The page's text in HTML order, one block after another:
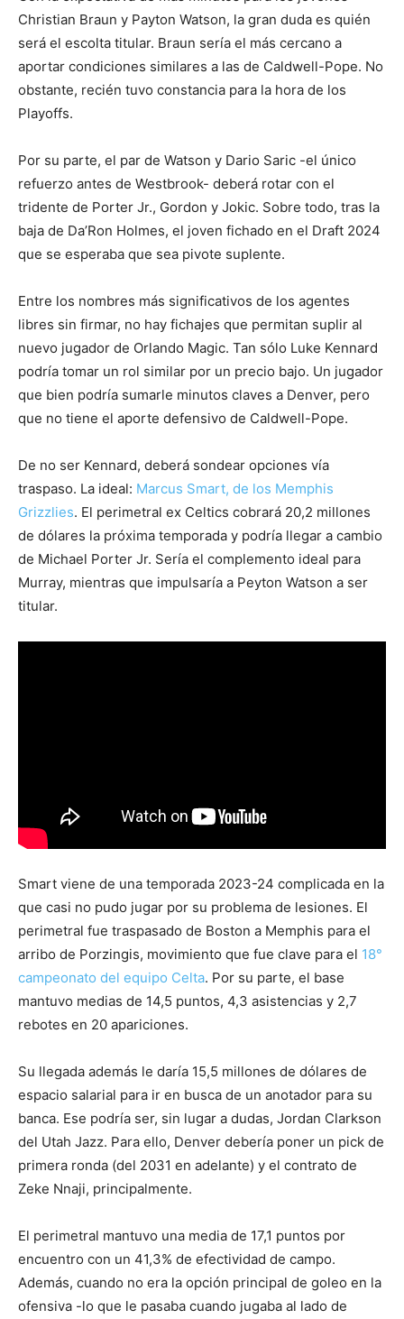
Christian Braun y Payton Watson, la gran duda es quién
será el escolta titular. Braun sería el más cercano a
aportar condiciones similares a las de Caldwell-Pope. No
obstante, recién tuvo constancia para la hora de los
Playoffs.
Por su parte, el par de Watson y Dario Saric -el único
refuerzo antes de Westbrook- deberá rotar con el
tridente de Porter Jr., Gordon y Jokic. Sobre todo, tras la
baja de Da’Ron Holmes, el joven fichado en el Draft 2024
que se esperaba que sea pivote suplente.
Entre los nombres más significativos de los agentes
libres sin firmar, no hay fichajes que permitan suplir al
nuevo jugador de Orlando Magic. Tan sólo Luke Kennard
podría tomar un rol similar por un precio bajo. Un jugador
que bien podría sumarle minutos claves a Denver, pero
que no tiene el aporte defensivo de Caldwell-Pope.
De no ser Kennard, deberá sondear opciones vía
traspaso. La ideal: Marcus Smart, de los Memphis
Grizzlies. El perimetral ex Celtics cobrará 20,2 millones
de dólares la próxima temporada y podría llegar a cambio
de Michael Porter Jr. Sería el complemento ideal para
Murray, mientras que impulsaría a Peyton Watson a ser
titular.
Smart viene de una temporada 2023-24 complicada en la
que casi no pudo jugar por su problema de lesiones. El
perimetral fue traspasado de Boston a Memphis para el
arribo de Porzingis, movimiento que fue clave para el 18°
campeonato del equipo Celta. Por su parte, el base
mantuvo medias de 14,5 puntos, 4,3 asistencias y 2,7
rebotes en 20 apariciones.
Su llegada además le daría 15,5 millones de dólares de
espacio salarial para ir en busca de un anotador para su
banca. Ese podría ser, sin lugar a dudas, Jordan Clarkson
del Utah Jazz. Para ello, Denver debería poner un pick de
primera ronda (del 2031 en adelante) y el contrato de
Zeke Nnaji, principalmente.
El perimetral mantuvo una media de 17,1 puntos por
encuentro con un 41,3% de efectividad de campo.
Además, cuando no era la opción principal de goleo en la
ofensiva -lo que le pasaba cuando jugaba al lado de